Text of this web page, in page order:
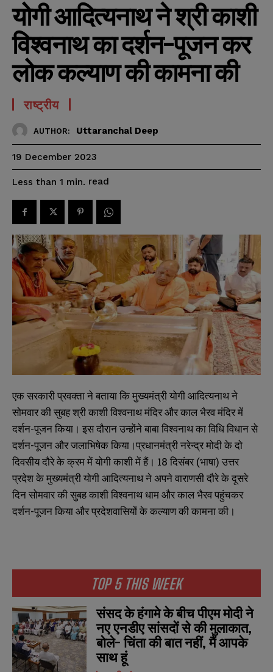
TOP 5 THIS WEEK
संसद के हंगामे के बीच पीएम मोदी ने
नए एनडीए सांसदों से की मुलाकात,
बोले- चिंता की बात नहीं, मैं आपके
साथ हूं
योगी आदित्यनाथ ने श्री काशी
विश्वनाथ का दर्शन-पूजन कर
लोक कल्याण की कामना की
राष्ट्रीय
AUTHOR: Uttaranchal Deep
19 December 2023
Less than 1 min. read
एक सरकारी प्रवक्ता ने बताया कि मुख्यमंत्री योगी आदित्यनाथ ने
सोमवार की सुबह श्री काशी विश्वनाथ मंदिर और काल भैरव मंदिर में
दर्शन-पूजन किया। इस दौरान उन्होंने बाबा विश्वनाथ का विधि विधान से
दर्शन-पूजन और जलाभिषेक किया।प्रधानमंत्री नरेन्द्र मोदी के दो
दिवसीय दौरे के क्रम में योगी काशी में हैं। 18 दिसंबर (भाषा) उत्तर
प्रदेश के मुख्‍यमंत्री योगी आदित्‍यनाथ ने अपने वाराणसी दौरे के दूसरे
दिन सोमवार की सुबह काशी विश्‍वनाथ धाम और काल भैरव पहुंचकर
दर्शन-पूजन किया और प्रदेशवासियों के कल्याण की कामना की।